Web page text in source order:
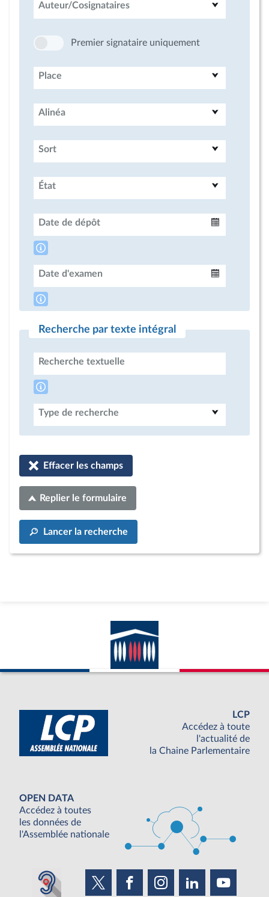
Auteur/Cosignataires
Premier signataire uniquement
Place
Alinéa
Sort
État
Date de dépôt
Date d'examen
Recherche par texte intégral
Recherche textuelle
Type de recherche
Effacer les champs
Replier le formulaire
Lancer la recherche
LCP
Accédez à toute
l'actualité de
la Chaine Parlementaire
OPEN DATA
Accédez à toutes
les données de
l'Assemblée nationale